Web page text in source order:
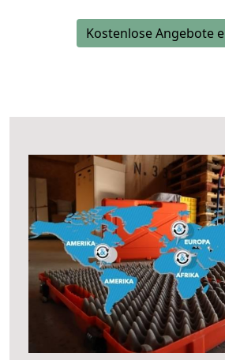
Kostenlose Angebote